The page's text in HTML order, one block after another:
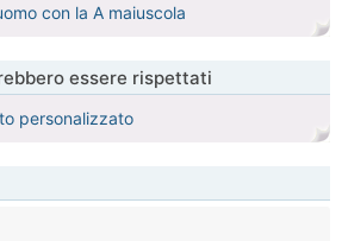
con la A maiuscola
essere rispettati
personalizzato